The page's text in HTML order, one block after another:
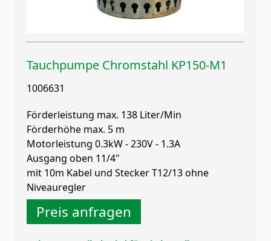
Tauchpumpe Chromstahl KP150-M1
1006631
Förderleistung max. 138 Liter/Min
Förderhöhe max. 5 m
Motorleistung 0.3kW - 230V - 1.3A
Ausgang oben 11/4"
mit 10m Kabel und Stecker T12/13 ohne
Niveauregler
Preis anfragen